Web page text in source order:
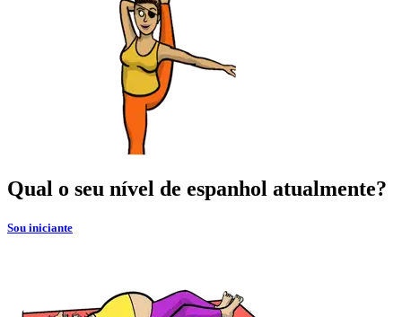
Qual o seu nível de espanhol atualmente?
Sou iniciante